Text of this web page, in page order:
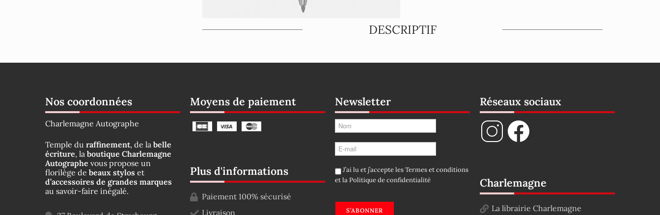
DESCRIPTIF
Nos coordonnées
Charlemagne Autographe
Temple du raffinement, de la belle
écriture, la boutique Charlemagne
Autographe vous propose un
florilège de beaux stylos et
d’accessoires de grandes marques
au savoir-faire inégalé.
Moyens de paiement
Plus d'informations
Paiement 100% sécurisé
Livraison
Newsletter
J’ai lu et j’accepte lesTermes et conditions
et laPolitique de confidentialité
S’ABONNER
Réseaux sociaux
Charlemagne
La librairie Charlemagne